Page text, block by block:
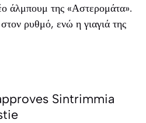
άλμπουμ της «Αστερομάτα».
στον ρυθμό, ενώ η γιαγιά της
Sintrimmia